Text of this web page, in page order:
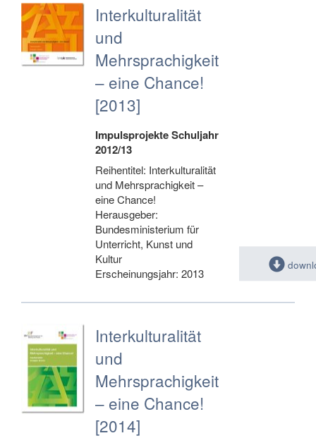
Interkulturalität
und
Mehrsprachigkeit
– eine Chance!
[2013]
Impulsprojekte Schuljahr
2012/13
Reihentitel: Interkulturalität
und Mehrsprachigkeit –
eine Chance!
Herausgeber:
Bundesministerium für
Unterricht, Kunst und
Kultur
Erscheinungsjahr: 2013
Interkulturalität
und
Mehrsprachigkeit
– eine Chance!
[2014]